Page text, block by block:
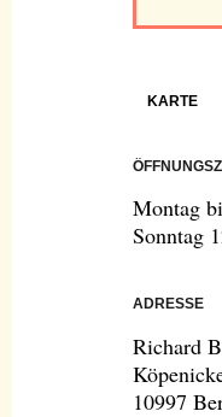
KARTE
Montag
Sonntag
ADRESSE
Richard
10997